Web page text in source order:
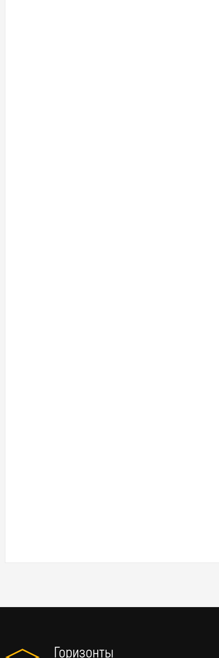
Горизонты